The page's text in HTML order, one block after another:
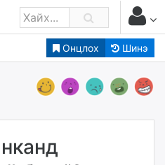
Онцлох Шинэ